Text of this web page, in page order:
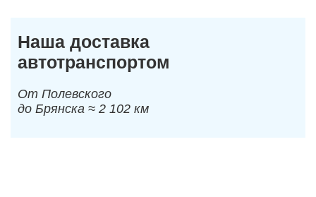
Наша доставка
автотранспортом
От Полевского
до Брянска ≈ 2 102 км